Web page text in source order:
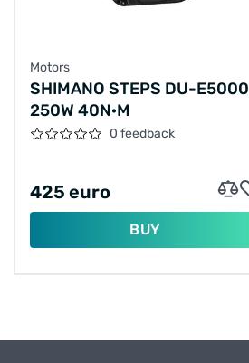
Motors
SHIMANO STEPS DU-E5000
250W 40N·M
0 feedback
425 euro
BUY